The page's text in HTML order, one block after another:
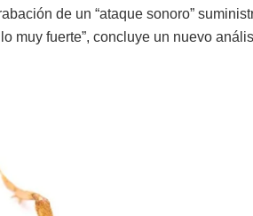
de un “ataque sonoro”
muy fuerte”, concluye un nuevo